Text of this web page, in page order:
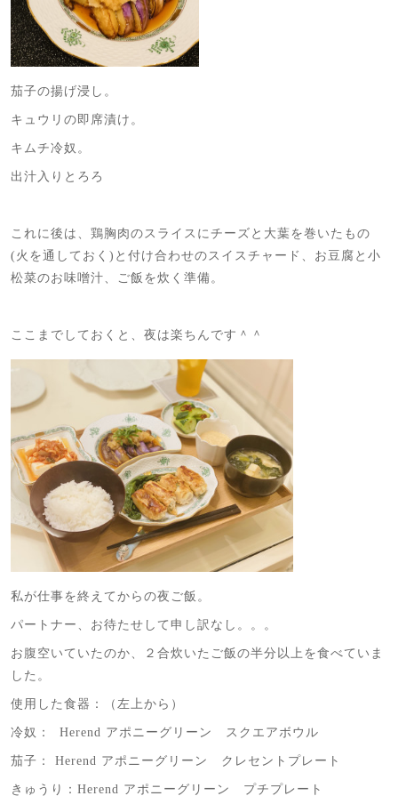
茄子の揚げ浸し。
キュウリの即席漬け。
キムチ冷奴。
出汁入りとろろ
これに後は、鶏胸肉のスライスにチーズと大葉を巻いたもの
(火を通しておく)と付け合わせのスイスチャード、お豆腐と小
松菜のお味噌汁、ご飯を炊く準備。
ここまでしておくと、夜は楽ちんです＾＾
私が仕事を終えてからの夜ご飯。
パートナー、お待たせして申し訳なし。。。
お腹空いていたのか、２合炊いたご飯の半分以上を食べていま
した。
使用した食器：（左上から）
冷奴： Herend アポニーグリーン スクエアボウル
茄子： Herend アポニーグリーン クレセントプレート
きゅうり：Herend アポニーグリーン プチプレート